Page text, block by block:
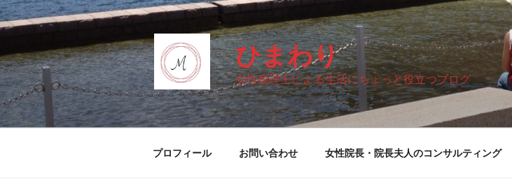
コ
ン
ン
ツ
へ
ス
キ
ひまわり
女性税理士による生活にちょっと役立つブログ
プロフィール お問い合わせ 女性院長・院長夫人のコンサルティング